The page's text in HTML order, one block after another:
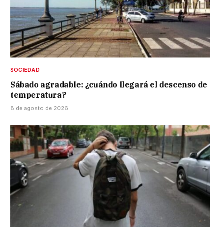
SOCIEDAD
Sábado agradable: ¿cuándo llegará el descenso de
temperatura?
8 de agosto de 2026